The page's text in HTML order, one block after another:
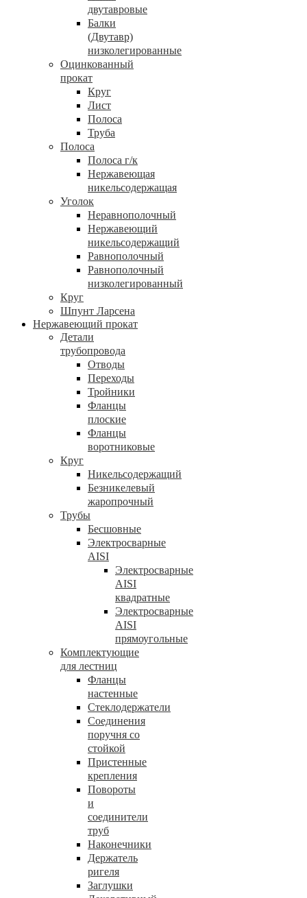
двутавровые
Балки
(Двутавр)
низколегированные
Оцинкованный
прокат
Круг
Лист
Полоса
Труба
Полоса
Полоса г/к
Нержавеющая
никельсодержащая
Уголок
Неравнополочный
Нержавеющий
никельсодержащий
Равнополочный
Равнополочный
низколегированный
Круг
Шпунт Ларсена
Нержавеющий прокат
Детали
трубопровода
Отводы
Переходы
Тройники
Фланцы
плоские
Фланцы
воротниковые
Круг
Никельсодержащий
Безникелевый
жаропрочный
Трубы
Бесшовные
Электросварные
AISI
Электросварные
AISI
квадратные
Электросварные
AISI
прямоугольные
Комплектующие
для лестниц
Фланцы
настенные
Стеклодержатели
Соединения
поручня со
стойкой
Пристенные
крепления
Повороты
и
соединители
труб
Наконечники
Держатель
ригеля
Заглушки